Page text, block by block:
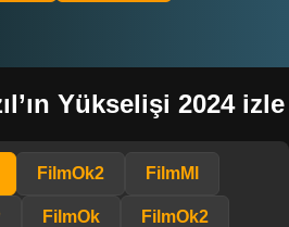
Yükselişi 2024 izle
FilmOk2 FilmMl
FilmOk FilmOk2